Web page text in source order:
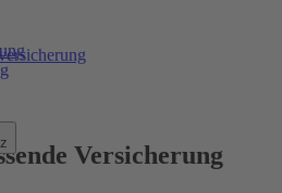
Versicherung